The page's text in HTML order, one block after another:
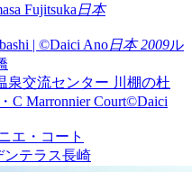
日本
日本 2009ル
泉交流センター 川棚の杜
エ・コート
ンテラス長崎